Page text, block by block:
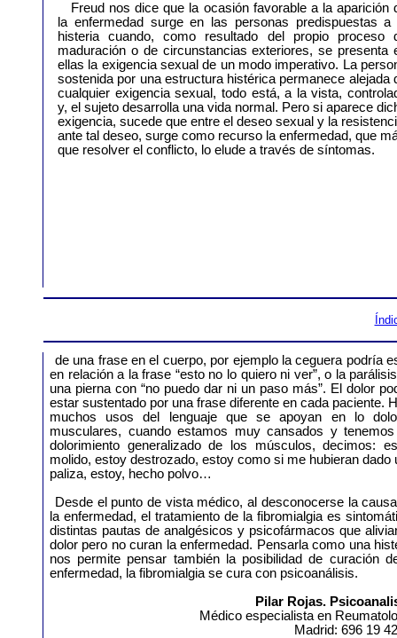
Freud nos dice que la ocasión favorable a la aparición
la enfermedad surge en las personas predispuestas a
histeria cuando, como resultado del propio proceso
maduración o de circunstancias exteriores, se presenta
ellas la exigencia sexual de un modo imperativo. La
sostenida por una estructura histérica permanece alejada
cualquier exigencia sexual, todo está, a la vista,
y, el sujeto desarrolla una vida normal. Pero si aparece
exigencia, sucede que entre el deseo sexual y la
ante tal deseo, surge como recurso la enfermedad, que
que resolver el conflicto, lo elude a través de síntomas.
de una frase en el cuerpo, por ejemplo la ceguera podría
en relación a la frase “esto no lo quiero ni ver”, o la
una pierna con “no puedo dar ni un paso más”. El dolor
estar sustentado por una frase diferente en cada paciente.
muchos usos del lenguaje que se apoyan en lo
musculares, cuando estamos muy cansados y
dolorimiento generalizado de los músculos, decimos:
molido, estoy destrozado, estoy como si me hubieran dado
paliza, estoy, hecho polvo…
Desde el punto de vista médico, al desconocerse la
la enfermedad, el tratamiento de la fibromialgia es
distintas pautas de analgésicos y psicofármacos que
dolor pero no curan la enfermedad. Pensarla como una
nos permite pensar también la posibilidad de curación
enfermedad, la fibromialgia se cura con psicoanálisis.
Pilar Rojas.
Médico especialista en
Madrid: 696 19